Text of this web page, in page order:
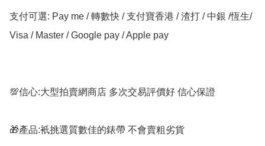
支付可選: Pay me / 轉數快 / 支付寶香港 / 渣打 / 中銀 /恆生/
Visa / Master / Google pay / Apple pay
💯信心:大型拍賣網商店 多次交易評價好 信心保證
🎁產品:衹挑選質數佳的錶帶 不會賣粗劣貨